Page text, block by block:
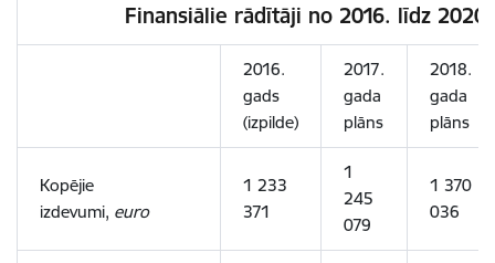
Finansiālie rādītāji no 2016. līdz
2016.
gads
(izpilde)
2017.
gada
plāns
2018.
gada
plāns
Kopējie
izdevumi, euro
1 233
371
1
245
079
1 370
036